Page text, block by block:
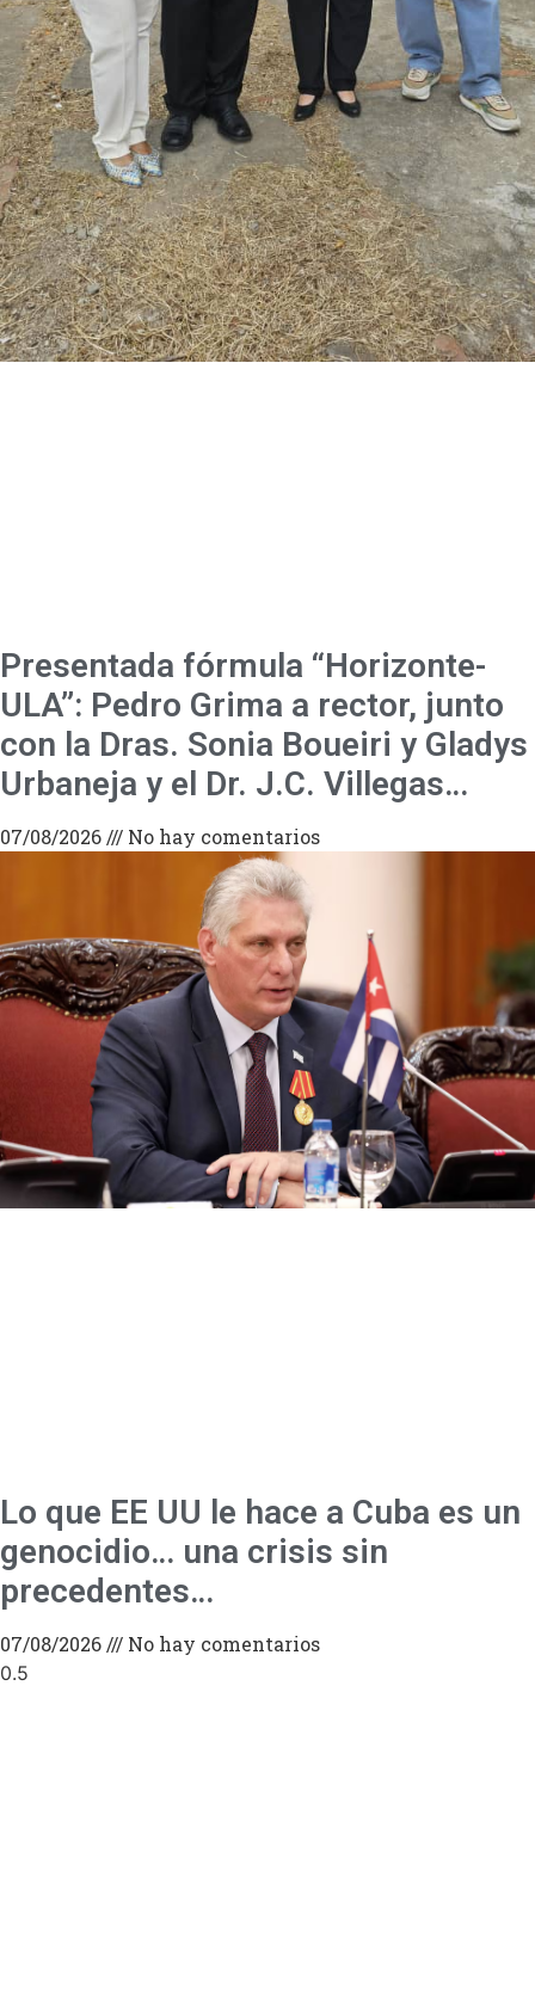
Presentada fórmula “Horizonte-
ULA”: Pedro Grima a rector, junto
con la Dras. Sonia Boueiri y Gladys
Urbaneja y el Dr. J.C. Villegas…
07/08/2026 No hay comentarios
Lo que EE UU le hace a Cuba es un
genocidio… una crisis sin
precedentes…
07/08/2026 No hay comentarios